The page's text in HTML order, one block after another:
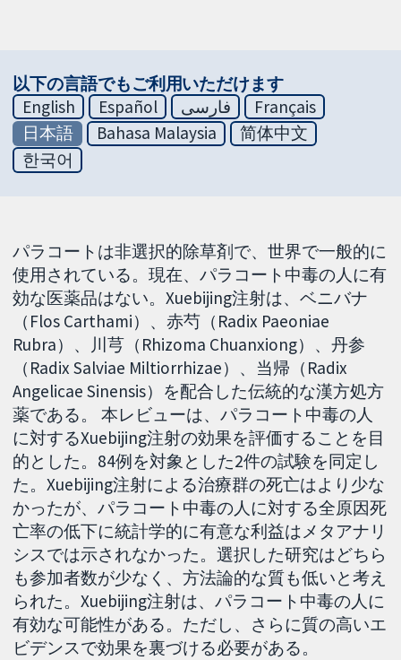
以下の言語でもご利用いただけます
English
Español فارسی
Français
日本語
Bahasa Malaysia
简体中文
한국어
パラコートは非選択的除草剤で、世界で一般的に
使用されている。現在、パラコート中毒の人に有
効な医薬品はない。Xuebijing注射は、ベニバナ
（Flos Carthami）、赤芍（Radix Paeoniae
Rubra）、川芎（Rhizoma Chuanxiong）、丹参
（Radix Salviae Miltiorrhizae）、当帰（Radix
Angelicae Sinensis）を配合した伝統的な漢方処方
薬である。 本レビューは、パラコート中毒の人
に対するXuebijing注射の効果を評価することを目
的とした。84例を対象とした2件の試験を同定し
た。Xuebijing注射による治療群の死亡はより少な
かったが、パラコート中毒の人に対する全原因死
亡率の低下に統計学的に有意な利益はメタアナリ
シスでは示されなかった。選択した研究はどちら
も参加者数が少なく、方法論的な質も低いと考え
られた。Xuebijing注射は、パラコート中毒の人に
有効な可能性がある。ただし、さらに質の高いエ
ビデンスで効果を裏づける必要がある。